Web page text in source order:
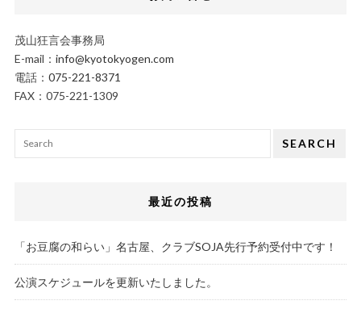
茂山狂言会事務局
E-mail： info@kyotokyogen.com
電話： 075-221-8371
FAX：075-221-1309
SEARCH
最近の投稿
「お豆腐の和らい」名古屋、クラブSOJA先行予約受付中です！
公演スケジュールを更新いたしました。